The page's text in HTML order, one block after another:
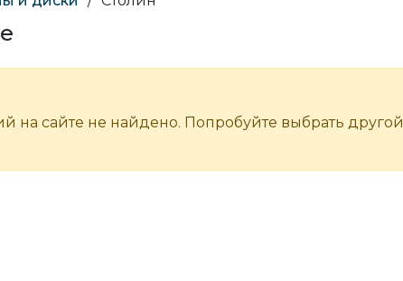
на сайте не найдено. Попробуйте выбрать другой